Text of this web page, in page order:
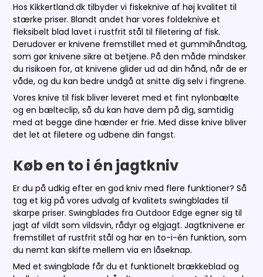
Hos Kikkertland.dk tilbyder vi fiskeknive af høj kvalitet til
stærke priser. Blandt andet har vores foldeknive et
fleksibelt blad lavet i rustfrit stål til filetering af fisk.
Derudover er knivene fremstillet med et gummihåndtag,
som gør knivene sikre at betjene. På den måde mindsker
du risikoen for, at knivene glider ud ad din hånd, når de er
våde, og du kan bedre undgå at snitte dig selv i fingrene.
Vores knive til fisk bliver leveret med et fint nylonbælte
og en bælteclip, så du kan have dem på dig, samtidig
med at begge dine hænder er frie. Med disse knive bliver
det let at filetere og udbene din fangst.
Køb en to i én jagtkniv
Er du på udkig efter en god kniv med flere funktioner? Så
tag et kig på vores udvalg af kvalitets swingblades til
skarpe priser. Swingblades fra Outdoor Edge egner sig til
jagt af vildt som vildsvin, rådyr og elgjagt. Jagtknivene er
fremstillet af rustfrit stål og har en to-i-én funktion, som
du nemt kan skifte mellem via en låseknap.
Med et swingblade får du et funktionelt brækkeblad og